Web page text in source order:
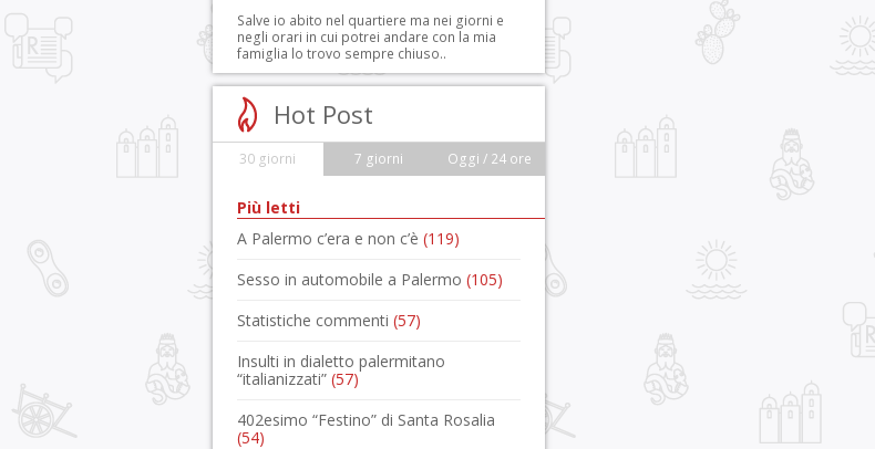
Salve io abito nel quartiere ma nei giorni e
negli orari in cui potrei andare con la mia
famiglia lo trovo sempre chiuso..
Hot Post
30 giorni 7 giorni Oggi / 24 ore
Più letti
A Palermo c’era e non c’è (119)
Sesso in automobile a Palermo (105)
Statistiche commenti (57)
Insulti in dialetto palermitano
“italianizzati” (57)
402esimo “Festino” di Santa Rosalia
(54)